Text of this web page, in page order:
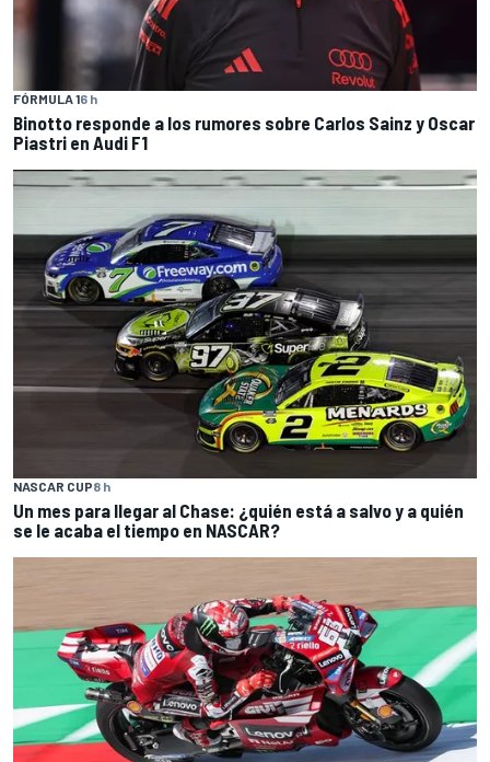
FÓRMULA 16 h
Binotto responde a los rumores sobre Carlos Sainz y Oscar
Piastri en Audi F1
NASCAR CUP8 h
Un mes para llegar al Chase: ¿quién está a salvo y a quién
se le acaba el tiempo en NASCAR?